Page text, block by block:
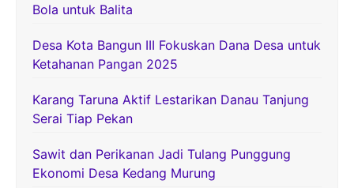
Bola untuk Balita
Desa Kota Bangun III Fokuskan Dana Desa untuk
Ketahanan Pangan 2025
Karang Taruna Aktif Lestarikan Danau Tanjung
Serai Tiap Pekan
Sawit dan Perikanan Jadi Tulang Punggung
Ekonomi Desa Kedang Murung